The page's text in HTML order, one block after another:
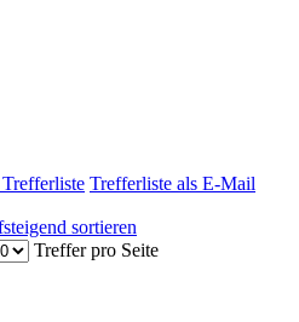
Trefferliste als E-Mail
sortieren
Treffer pro Seite